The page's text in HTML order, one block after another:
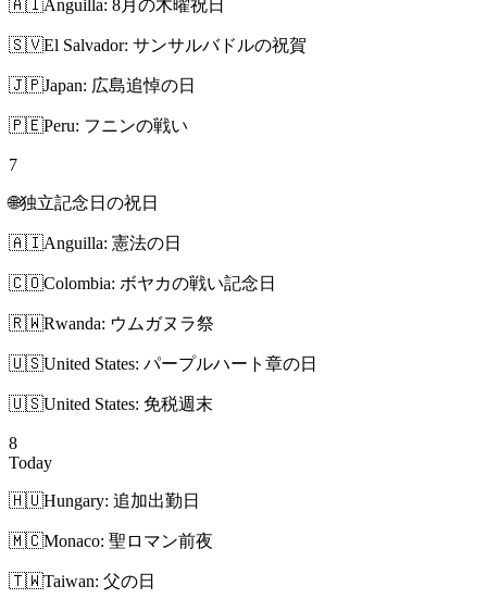
🇦🇮Anguilla: 8月の木曜祝日
🇸🇻El Salvador: サンサルバドルの祝賀
🇯🇵Japan: 広島追悼の日
🇵🇪Peru: フニンの戦い
7
🌐独立記念日の祝日
🇦🇮Anguilla: 憲法の日
🇨🇴Colombia: ボヤカの戦い記念日
🇷🇼Rwanda: ウムガヌラ祭
🇺🇸United States: パープルハート章の日
🇺🇸United States: 免税週末
8
Today
🇭🇺Hungary: 追加出勤日
🇲🇨Monaco: 聖ロマン前夜
🇹🇼Taiwan: 父の日